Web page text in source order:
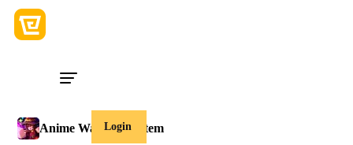
Login
Anime Warriors 3 Item